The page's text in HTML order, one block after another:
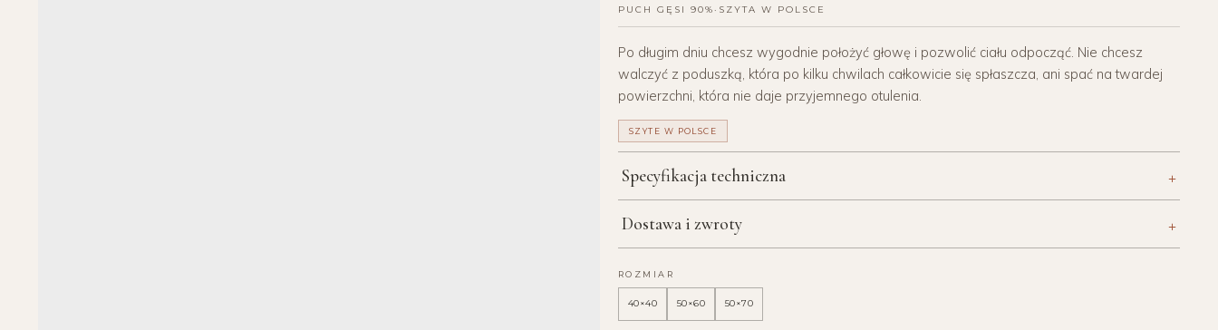
PUCH GĘSI 90%· SZYTA W POLSCE
Po długim dniu chcesz wygodnie położyć głowę i pozwolić ciału odpocząć. Nie chcesz
walczyć z poduszką, która po kilku chwilach całkowicie się spłaszcza, ani spać na twardej
powierzchni, która nie daje przyjemnego otulenia.
SZYTE W POLSCE
Specyfikacja techniczna +
Dostawa i zwroty +
ROZMIAR
40×40 50×60 50×70